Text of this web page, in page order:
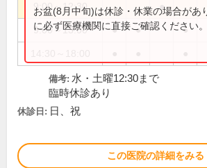
9:00～12:30 ●
9:00～13:00 ● ● ●
お盆(8月中旬)は休診・休業の場合があ
に必ず医療機関に直接ご確認ください。
備考: 水・土曜12:30まで
臨時休診あり
休診日: 日、祝
この医院の詳細をみる